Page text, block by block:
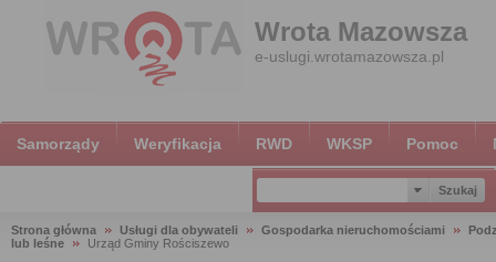
Wrota Mazowsza
e-uslugi.wrotamazowsza.pl
Samorządy Weryfikacja RWD WKSP Pomoc
Strona główna Usługi dla obywateli Gospodarka nieruchomościami
lub leśne
Urząd Gminy Rościszewo